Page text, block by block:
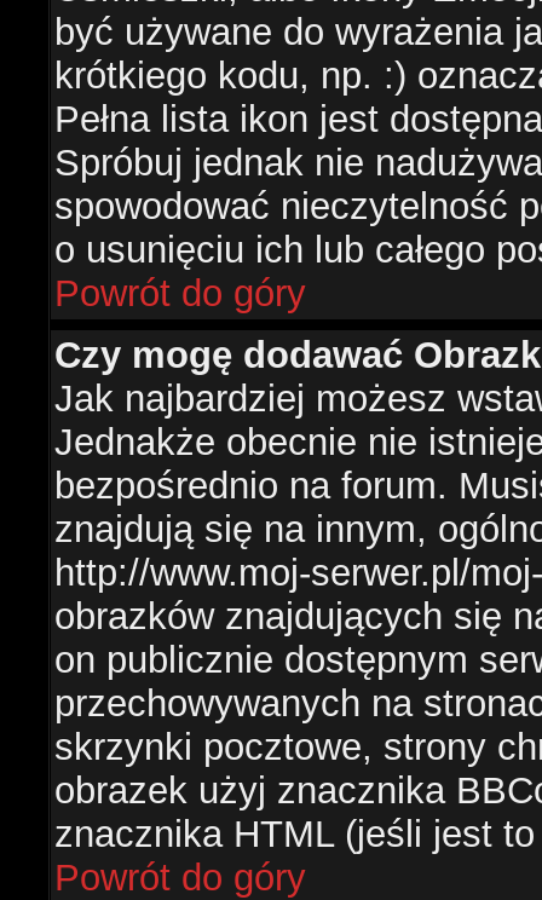
być używane do wyrażenia
krótkiego kodu, np. :)
Pełna lista ikon jest
Spróbuj jednak nie
spowodować nieczytelność
o usunięciu ich lub całego
Powrót do góry
Czy mogę dodawać
Jak najbardziej możesz
Jednakże obecnie nie
bezpośrednio na forum.
znajdują się na innym,
http://www.moj-serwer.pl/
obrazków znajdujących się
on publicznie dostępnym
przechowywanych na
skrzynki pocztowe, strony
obrazek użyj znacznika
znacznika HTML (jeśli jest
Powrót do góry